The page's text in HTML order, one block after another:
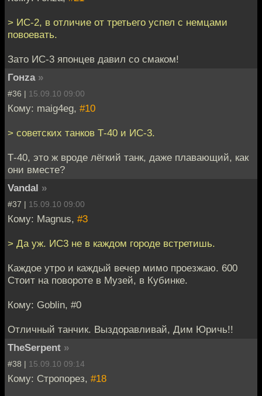
> ИС-2, в отличие от третьего успел с немцами
повоевать.
Зато ИС-3 японцев давил со смаком!
Гонzа »
#36 | 15.09.10 09:00
Кому: maig4eg, #10
> советских танков Т-40 и ИС-3.
Т-40, это ж вроде лёгкий танк, даже плавающий, как
они вместе?
Vandal »
#37 | 15.09.10 09:00
Кому: Magnus, #3
> Да уж. ИС3 не в каждом городе встретишь.
Каждое утро и каждый вечер мимо проезжаю. 600
Стоит на повороте в Музей, в Кубинке.
Кому: Goblin, #0
Отличный танчик. Выздоравливай, Дим Юричь!!
TheSerpent »
#38 | 15.09.10 09:14
Кому: Стропорез, #18